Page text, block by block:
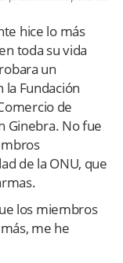
hice lo más
toda su vida
un
Fundación
de
Ginebra. No fue
de la ONU, que
los miembros
me he